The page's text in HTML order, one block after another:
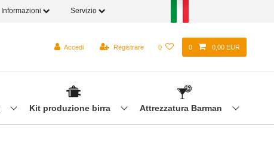
Informazioni Servizio
Accedi Registrare 0 0 0,00 EUR
Kit produzione birra Attrezzatura Barman